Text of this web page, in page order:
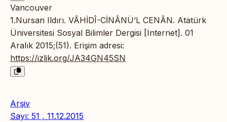
Vancouver
1.Nursan Ildırı. VÂHİDÎ-CİNÂNÜ’L CENÂN. Atatürk
Üniversitesi Sosyal Bilimler Dergisi [Internet]. 01
Aralık 2015;(51). Erişim adresi:
https://izlik.org/JA34GN45SN
Arşiv
Sayı: 51 , 11.12.2015